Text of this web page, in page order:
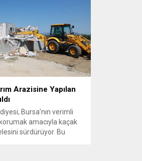
ve doğrudan iletişim
Osmangazi
Erkan Aydın, sosyal
Arazisine Yapılan
Bursa’nın verimli
amacıyla kaçak
sürdürüyor. Bu